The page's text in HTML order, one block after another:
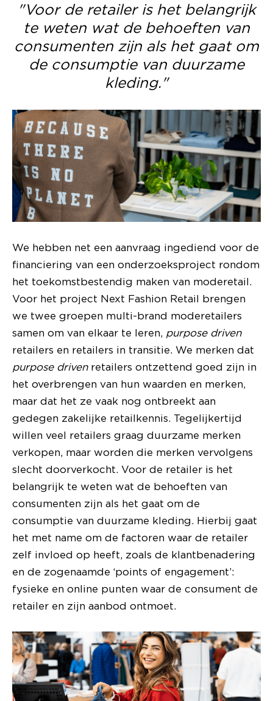
"Voor de retailer is het belangrijk
te weten wat de behoeften van
consumenten zijn als het gaat om
de consumptie van duurzame
kleding."
We hebben net een aanvraag ingediend voor de
financiering van een onderzoeksproject rondom
het toekomstbestendig maken van moderetail.
Voor het project Next Fashion Retail brengen
we twee groepen multi-brand moderetailers
samen om van elkaar te leren, purpose driven
retailers en retailers in transitie. We merken dat
purpose drivenretailers ontzettend goed zijn in
het overbrengen van hun waarden en merken,
maar dat het ze vaak nog ontbreekt aan
gedegen zakelijke retailkennis. Tegelijkertijd
willen veel retailers graag duurzame merken
verkopen, maar worden die merken vervolgens
slecht doorverkocht. Voor de retailer is het
belangrijk te weten wat de behoeften van
consumenten zijn als het gaat om de
consumptie van duurzame kleding. Hierbij gaat
het met name om de factoren waar de retailer
zelf invloed op heeft, zoals de klantbenadering
en de zogenaamde ‘points of engagement’:
fysieke en online punten waar de consument de
retailer en zijn aanbod ontmoet.